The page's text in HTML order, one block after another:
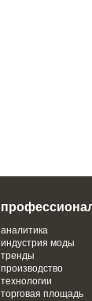
аналитика
индустрия моды
тренды
производство
технологии
торговая площадь